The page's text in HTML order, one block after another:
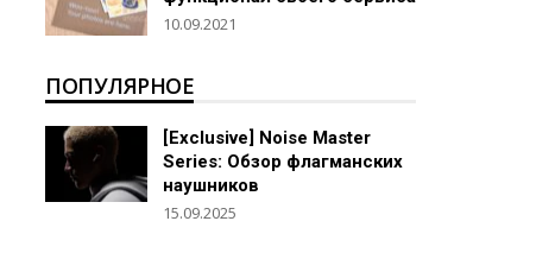
10.09.2021
ПОПУЛЯРНОЕ
[Exclusive] Noise Master
Series: Обзор флагманских
наушников
15.09.2025